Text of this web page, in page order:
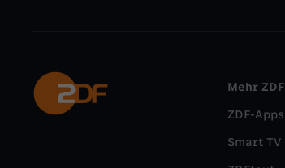
Mehr ZDF
ZDF-Apps
Smart TV